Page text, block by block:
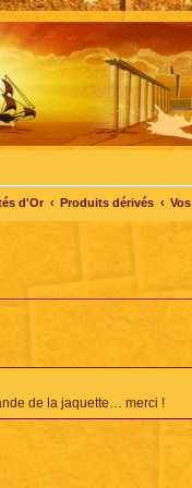
d'Or Produits dérivés
de la jaquette… merci !